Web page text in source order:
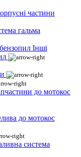
частини
гальма
Інші
до мотокос
до мотокос
система